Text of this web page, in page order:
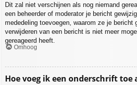
Dit zal niet verschijnen als nog niemand
een beheerder of moderator je bericht
mededeling toevoegen, waarom ze je bericht
verwijderen van een bericht is niet meer
gereageerd heeft.
Omhoog
Hoe voeg ik een onderschrift